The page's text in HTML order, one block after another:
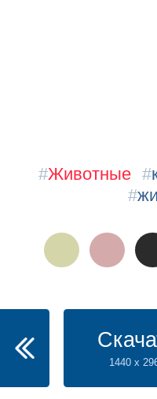
#Животные #
#
1440 x